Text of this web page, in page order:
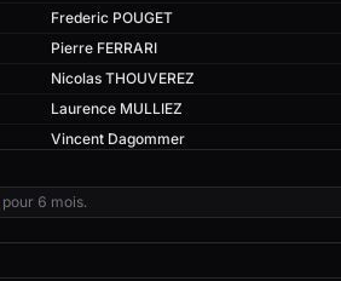
Frederic POUGET
Pierre FERRARI
Nicolas THOUVEREZ
Laurence MULLIEZ
Vincent Dagommer
Baudson VALERIE
TELEPERFORMANCE Miranda COLLARD
pour 6 mois.